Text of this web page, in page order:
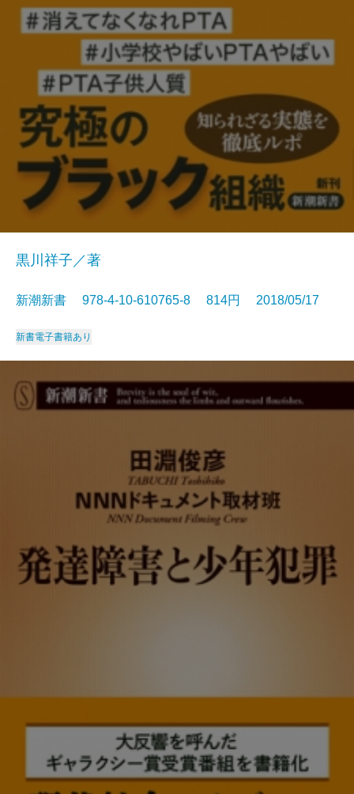
黒川祥子／著
新潮新書 978-4-10-610765-8 814円 2018/05/17
新書電子書籍あり